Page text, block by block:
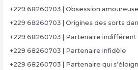
+229 68260703 | Obsession amoureuse
+229 68260703 | Origines des sorts
+229 68260703 | Partenaire indifférent
+229 68260703 | Partenaire infidèle
+229 68260703 | Partenaire qui